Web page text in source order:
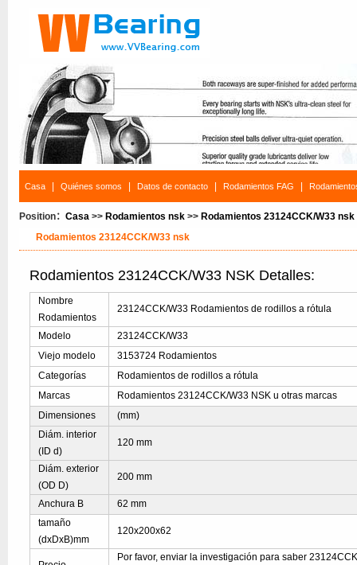
Casa Quiénes somos Datos de contacto Rodamientos FAG
Position： Casa >> Rodamientos nsk >> Rodamientos 23124CCK/W33 nsk
Rodamientos 23124CCK/W33 nsk
Rodamientos 23124CCK/W33 NSK Detalles:
Nombre
Rodamientos
23124CCK/W33 Rodamientos de rodillos a rótula
Modelo
23124CCK/W33
Viejo modelo
3153724 Rodamientos
Categorías
Rodamientos de rodillos a rótula
Marcas
Rodamientos 23124CCK/W33 NSK u otras marcas
Dimensiones
(mm)
Diám. interior
(ID d)
120 mm
Diám. exterior
(OD D)
200 mm
Anchura B
62 mm
tamaño
(dxDxB)mm
120x200x62
Por favor, enviar la investigación para saber